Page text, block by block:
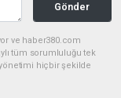
Gönder
ve haber380.com
tüm sorumluluğu tek
yönetimi hiçbir şekilde